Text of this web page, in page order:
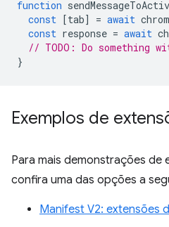
function
const [tab] = await
const response = await
// TODO: Do something
}
Exemplos de
Para mais demonstrações de
confira uma das opções a
Manifest V2: extensões